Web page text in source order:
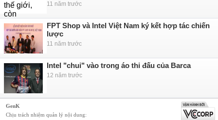
11 năm trước
FPT Shop và Intel Việt Nam ký kết hợp tác chiến
lược
11 năm trước
Intel "chui" vào trong áo thi đấu của Barca
12 năm trước
GenK
Chịu trách nhiệm quản lý nội dung: